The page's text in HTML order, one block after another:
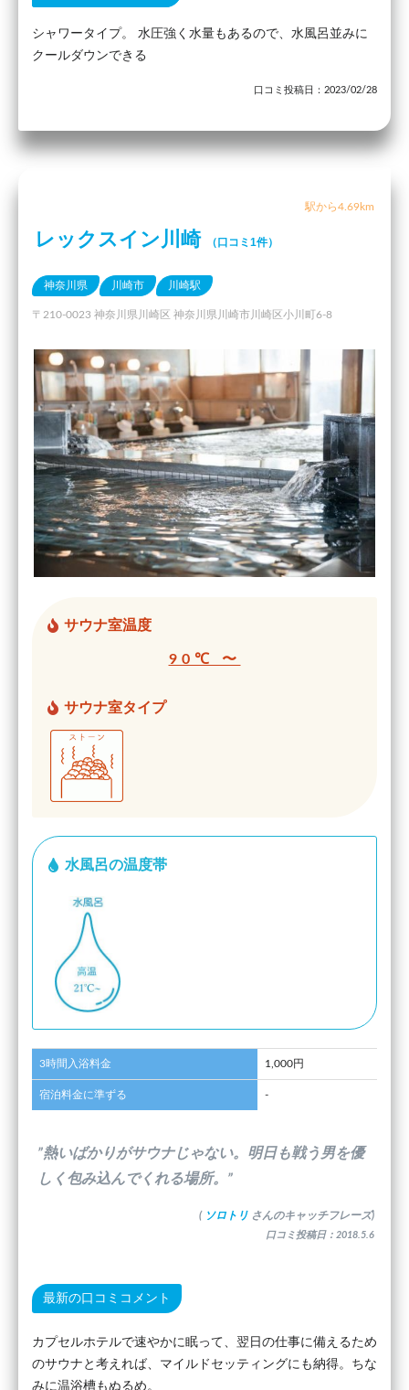
シャワータイプ。 水圧強く水量もあるので、水風呂並みに
クールダウンできる
口コミ投稿日：2023/02/28
駅から4.69km
レックスイン川崎 （口コミ1件）
神奈川県 川崎市 川崎駅
〒210-0023 神奈川県川崎区 神奈川県川崎市川崎区小川町6-8
サウナ室温度
90℃ 〜
サウナ室タイプ
水風呂の温度帯
3時間入浴料金 1,000円
宿泊料金に準ずる -
”熱いばかりがサウナじゃない。明日も戦う男を優
しく包み込んでくれる場所。”
( ソロトリ さんのキャッチフレーズ)
口コミ投稿日：2018.5.6
最新の口コミコメント
カプセルホテルで速やかに眠って、翌日の仕事に備えるため
のサウナと考えれば、マイルドセッティングにも納得。ちな
みに温浴槽もぬるめ。